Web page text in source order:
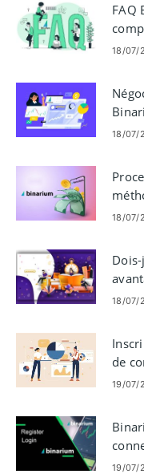
FAQ
18/07/
18/07/
18/07/
18/07/
de
19/07/
19/07/